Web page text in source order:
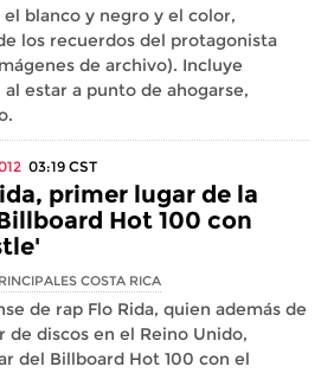
blanco y negro y el color,
los recuerdos del protagonista
de archivo). Incluye
estar a punto de ahogarse,
03:19 CST
primer lugar de la
Hot 100 con
COSTA RICA
de rap Flo Rida, quien además de
discos en el Reino Unido,
del Billboard Hot 100 con el